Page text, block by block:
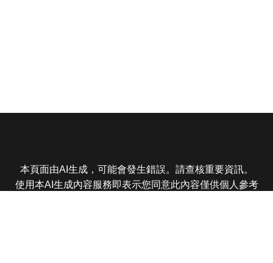
本頁面由AI生成，可能會發生錯誤。請查核重要資訊。
使用本AI生成內容服務即表示您同意此內容僅供個人參考